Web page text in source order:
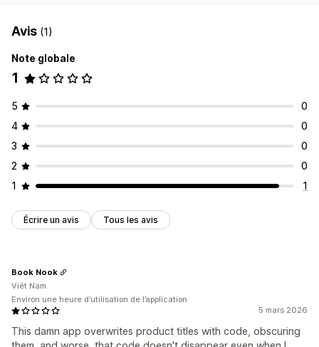
Avis (1)
Note globale
1
5
0
4
0
3
0
2
0
1
1
Écrire un avis Tous les avis
5 mars 2026
This damn app overwrites product titles with code, obscuring
Book Nook
Viêt Nam
Environ une heure d’utilisation de l’application